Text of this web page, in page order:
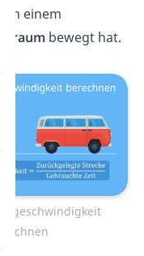
in einem
bewegt hat.